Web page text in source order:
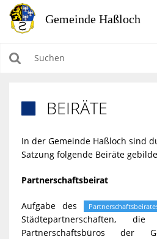
RATHAUS
WIRTSCHAFTEN, BAUEN,
TOURISMUS
BEIRÄTE
In der Gemeinde Haßloch sind
Satzung folgende Beiräte
Partnerschaftsbeirat
Aufgabe des
Städtepartnerschaften,
Partnerschaftsbüros der